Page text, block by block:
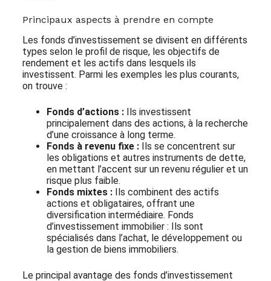
Principaux aspects à prendre en compte
Les fonds d’investissement se divisent en différents
types selon le profil de risque, les objectifs de
rendement et les actifs dans lesquels ils
investissent. Parmi les exemples les plus courants,
on trouve :
Fonds d’actions :Ils investissent
principalement dans des actions, à la recherche
d’une croissance à long terme.
Fonds à revenu fixe :Ils se concentrent sur
les obligations et autres instruments de dette,
en mettant l’accent sur un revenu régulier et un
risque plus faible.
Fonds mixtes :Ils combinent des actifs
actions et obligataires, offrant une
diversification intermédiaire. Fonds
d’investissement immobilier : Ils sont
spécialisés dans l’achat, le développement ou
la gestion de biens immobiliers.
Le principal avantage des fonds d’investissement